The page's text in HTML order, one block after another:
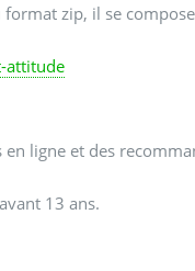
zip, il se
attitude
ligne et des
13 ans.